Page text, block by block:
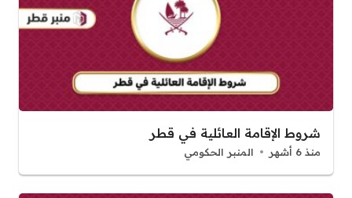
شروط الإقامة العائلية في قطر
منذ 6 أشهر المنبر الحكومي